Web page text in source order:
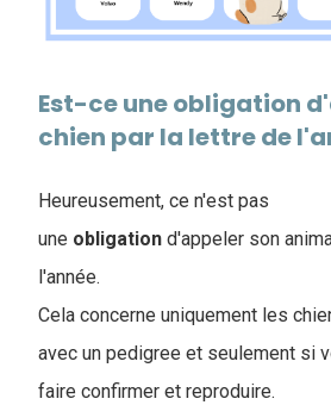
Est-ce une obligation
chien par la lettre de
Heureusement, ce n'est pas
une obligation d'appeler son
l'année.
Cela concerne uniquement les
avec un pedigree et seulement si
faire confirmer et reproduire.